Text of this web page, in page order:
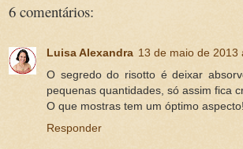
6 comentários:
Luisa Alexandra 13 de maio de 2013
O segredo do risotto é deixar
pequenas quantidades, só assim fica
O que mostras tem um óptimo aspecto!
Responder